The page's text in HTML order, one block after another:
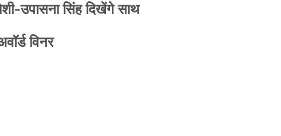
उपासना सिंह दिखेंगे साथ
विनर